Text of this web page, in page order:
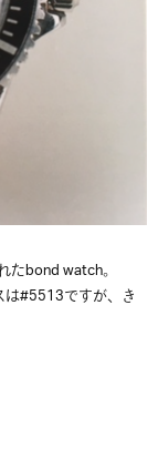
bond watch。
は#5513ですが、き